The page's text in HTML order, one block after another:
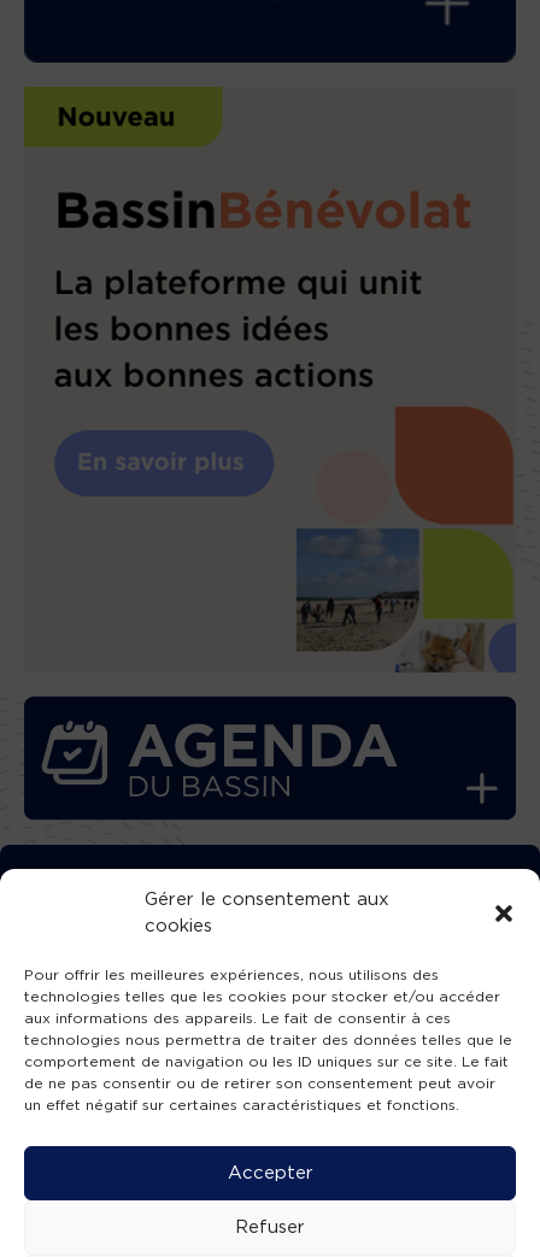
Gérer le consentement aux
cookies
Pour offrir les meilleures expériences, nous utilisons des
technologies telles que les cookies pour stocker et/ou accéder
aux informations des appareils. Le fait de consentir à ces
technologies nous permettra de traiter des données telles que le
comportement de navigation ou les ID uniques sur ce site. Le fait
de ne pas consentir ou de retirer son consentement peut avoir
un effet négatif sur certaines caractéristiques et fonctions.
Accepter
Refuser
TÉLÉCHARGEZ GRATUITEMENT
L’APPLICATION TVBA !
SUIVEZ-NOUS !
Mentions légales -Accessibilité